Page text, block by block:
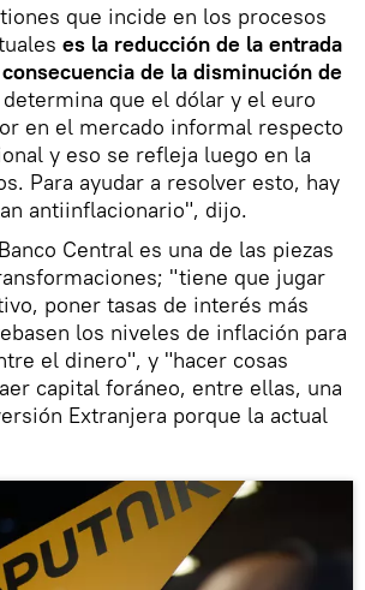
que incide en los procesos
es la reducción de la entrada
de la disminución de
determina que el dólar y el euro
en el mercado informal respecto
y eso se refleja luego en la
Para ayudar a resolver esto, hay
antiinflacionario", dijo.
Central es una de las piezas
"tiene que jugar
poner tasas de interés más
los niveles de inflación para
el dinero", y "hacer cosas
capital foráneo, entre ellas, una
Extranjera porque la actual